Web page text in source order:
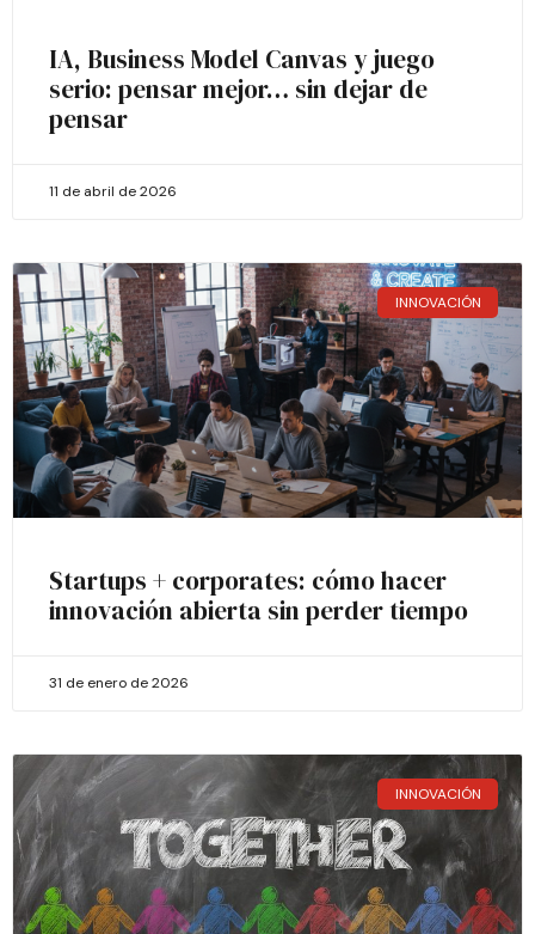
IA, Business Model Canvas y juego
serio: pensar mejor… sin dejar de
pensar
11 de abril de 2026
INNOVACIÓN
Startups + corporates: cómo hacer
innovación abierta sin perder tiempo
31 de enero de 2026
INNOVACIÓN